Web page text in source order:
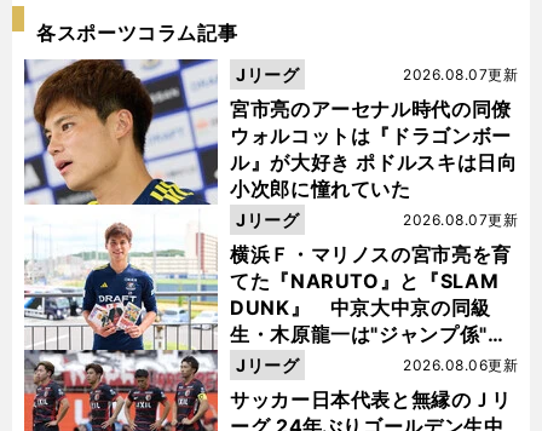
各スポーツコラム記事
宮市亮のアーセナル時代の同僚
ウォルコットは『ドラゴンボー
ル』が大好き ポドルスキは日向
小次郎に憧れていた
2026.08.07更新
Jリーグ
横浜Ｆ・マリノスの宮市亮を育
てた『NARUTO』と『SLAM
DUNK』 中京大中京の同級
生・木原龍一は"ジャンプ係"だ
った
2026.08.07更新
Jリーグ
サッカー日本代表と無縁のＪリ
2026.08.06更新
Jリーグ